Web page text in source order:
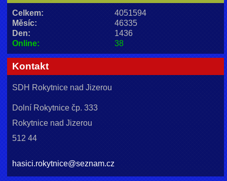
Online: 38
Celkem:
4051594
Měsíc:
46335
Den:
1436
Kontakt
SDH Rokytnice nad Jizerou
Dolní Rokytnice čp. 333
Rokytnice nad Jizerou
512 44
hasici.rokytnice@seznam.cz